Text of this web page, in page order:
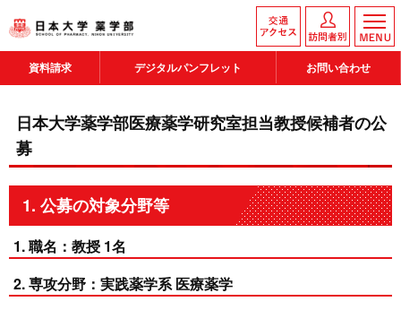
資料請求 デジタルパンフレット お問い合わせ
日本大学薬学部医療薬学研究室担当教授候補者の公
募
1. 公募の対象分野等
1. 職名：教授 1名
2. 専攻分野：実践薬学系 医療薬学